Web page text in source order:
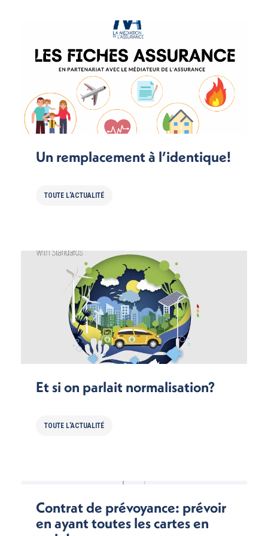
Un remplacement à l’identique!
TOUTE L'ACTUALITÉ
Et si on parlait normalisation?
TOUTE L'ACTUALITÉ
Contrat de prévoyance: prévoir
en ayant toutes les cartes en